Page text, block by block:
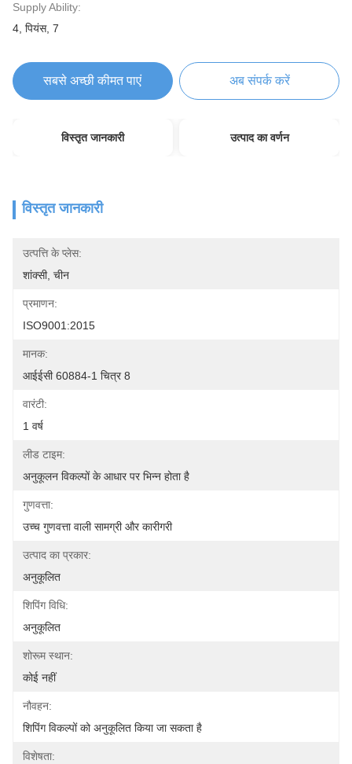
Supply Ability:
4, पियंस, 7
सबसे अच्छी कीमत पाएं अब संपर्क करें
विस्तृत जानकारी उत्पाद का वर्णन
विस्तृत जानकारी
उत्पत्ति के प्लेस:
शांक्सी, चीन
प्रमाणन:
ISO9001:2015
मानक:
आईईसी 60884-1 चित्र 8
वारंटी:
1 वर्ष
लीड टाइम:
अनुकूलन विकल्पों के आधार पर भिन्न होता है
गुणवत्ता:
उच्च गुणवत्ता वाली सामग्री और कारीगरी
उत्पाद का प्रकार:
अनुकूलित
शिपिंग विधि:
अनुकूलित
शोरूम स्थान:
कोई नहीं
नौवहन:
शिपिंग विकल्पों को अनुकूलित किया जा सकता है
विशेषता: